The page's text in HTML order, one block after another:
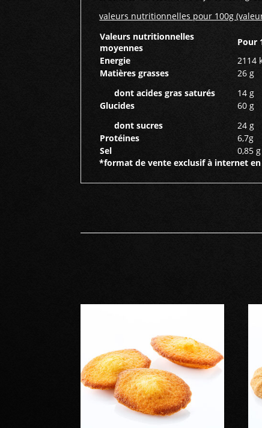
valeurs nutritionnelles pour 100g
Valeurs nutritionnelles
moyennes
Pour
Energie
2114
Matières grasses
dont acides gras saturés
26 g
14 g
Glucides
dont sucres
60 g
24 g
Protéines
6,7g
Sel
0,85 g
*format de vente exclusif à internet